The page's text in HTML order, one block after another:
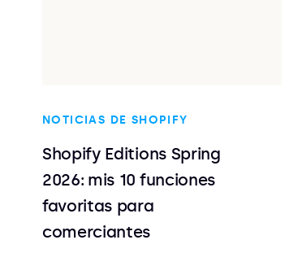
NOTICIAS DE SHOPIFY
Shopify Editions Spring
2026: mis 10 funciones
favoritas para
comerciantes